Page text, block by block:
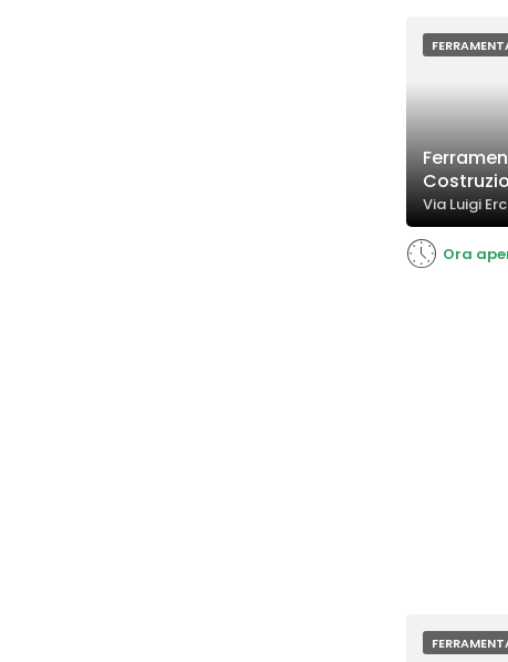
Via Luigi
Ora